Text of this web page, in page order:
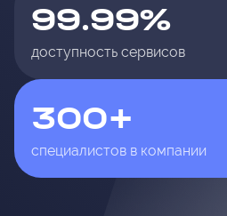
99.99%
доступность сервисов
300+
специалистов в компании